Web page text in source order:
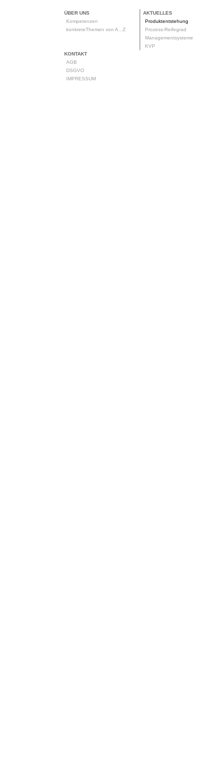
ÜBER UNS
Kompetenzen
konkreteThemen von A...Z
AKTUELLES
Produktentstehung
Prozess-Reifegrad
Managementsysteme
KVP
KONTAKT
AGB
DSGVO
IMPRESSUM